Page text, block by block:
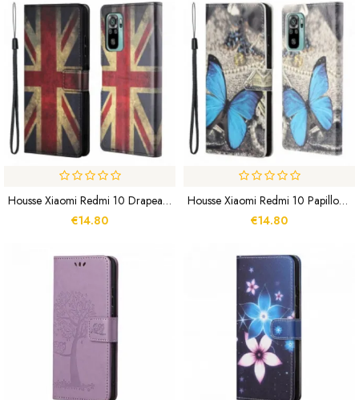
Housse Xiaomi Redmi 10 Drapeau Angleterre À Lanière
€14.80
Housse Xiaomi Redmi 10 Papillon Bleu À Lanière
€14.80